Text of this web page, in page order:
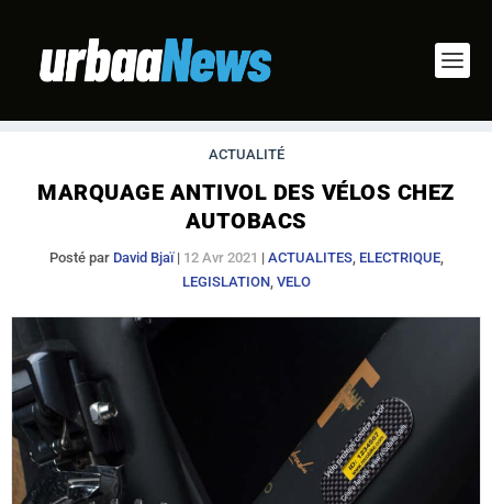
ACTUALITÉ
MARQUAGE ANTIVOL DES VÉLOS CHEZ
AUTOBACS
Posté par David Bjaï| 12 Avr 2021 | ACTUALITES, ELECTRIQUE,
LEGISLATION, VELO